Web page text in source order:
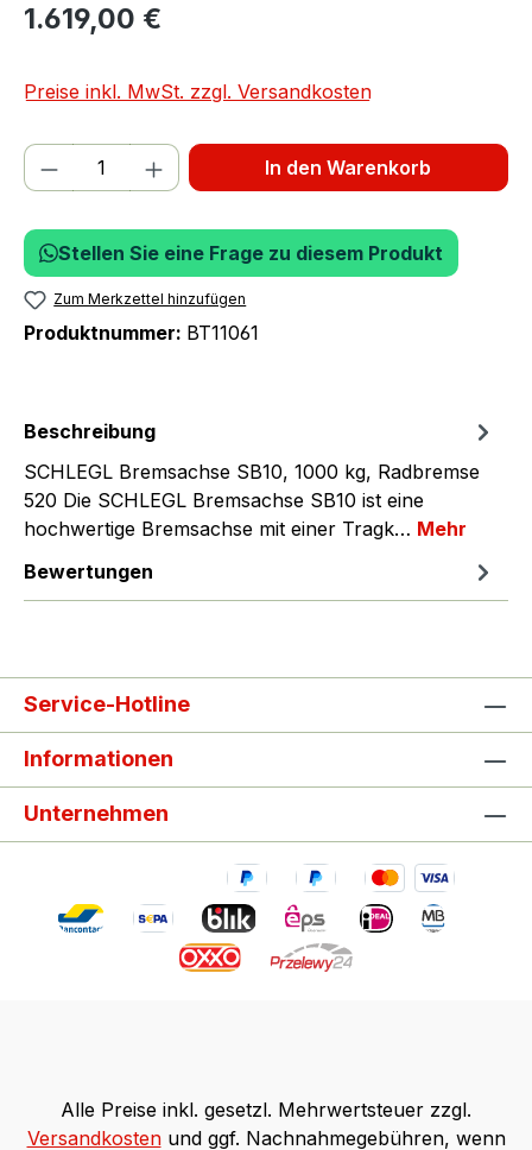
1.619,00 €
Preise inkl. MwSt. zzgl. Versandkosten
Produkt Anzahl: Gib den gewünschten
In den Warenkorb
Stellen Sie eine Frage zu diesem Produkt
Zum Merkzettel hinzufügen
Produktnummer: BT11061
Beschreibung
SCHLEGL Bremsachse SB10, 1000 kg, Radbremse
520 Die SCHLEGL Bremsachse SB10 ist eine
hochwertige Bremsachse mit einer Tragk… Mehr
Bewertungen
Service-Hotline
Informationen
Unternehmen
Alle Preise inkl. gesetzl. Mehrwertsteuer zzgl.
Versandkostenund ggf. Nachnahmegebühren, wenn